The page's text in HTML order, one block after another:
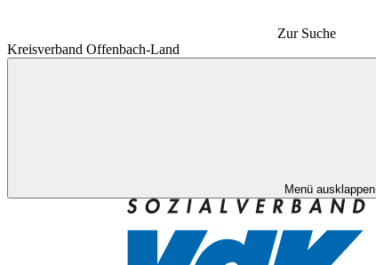
Zur Suche
Kreisverband Offenbach-Land
Menü ausklappen